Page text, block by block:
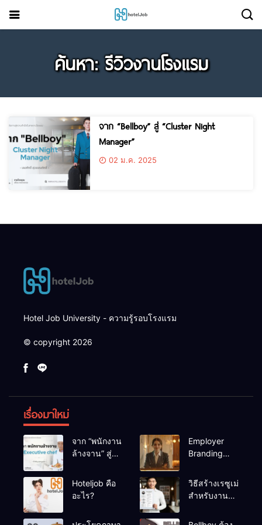
ค้นหา: รีวิวงานโรงแรม
จาก “Bellboy” สู่ “Cluster Night
Manager”
02 ม.ค. 2025
Hotel Job University - ความรู้รอบโรงแรม
© copyright 2026
เรื่องมาใหม่
จาก “พนักงาน
ล้างจาน” สู่
chef”
Employer
Branding
สำหรับ HR
โรงแรม
Hoteljob คือ
อะไร?
วิธีสร้างเรซูเม่
สำหรับงาน
มืออาชีพ